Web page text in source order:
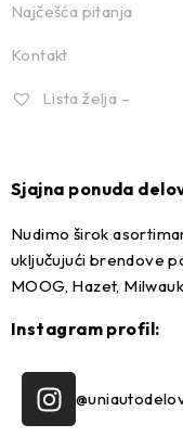
Najčešća pitanja
Kontakt
Lista želja –
Sjajna ponuda
Nudimo širok
uključujući brendove
MOOG, Hazet,
Instagram profil: